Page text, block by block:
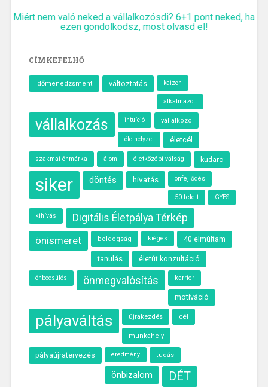
Miért nem való neked a vállalkozósdi? 6+1 pont neked, ha
ezen gondolkodsz, most olvasd el!
CÍMKEFELHŐ
időmenedzsment változtatás kaizen
alkalmazott
vállalkozás intuíció vállalkozó
élethelyzet életcél
szakmai énmárka álom életközépi válság kudarc
siker döntés hivatás önfejlődés
50 felett GYES
kihívás
Digitális Életpálya Térkép
önismeret
boldogság kiégés 40 elmúltam
tanulás életút konzultáció
önbecsülés önmegvalósítás karrier
motiváció
pályaváltás újrakezdés cél
munkahely
pályaújratervezés eredmény tudás
önbizalom DÉT